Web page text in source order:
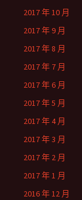
2017 年 10 月
2017 年 9 月
2017 年 8 月
2017 年 7 月
2017 年 6 月
2017 年 5 月
2017 年 4 月
2017 年 3 月
2017 年 2 月
2017 年 1 月
2016 年 12 月